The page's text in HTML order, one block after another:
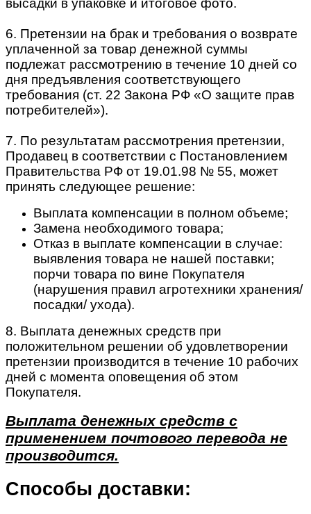
высадки в упаковке и итоговое фото.
6. Претензии на брак и требования о возврате
уплаченной за товар денежной суммы
подлежат рассмотрению в течение 10 дней со
дня предъявления соответствующего
требования (ст. 22 Закона РФ «О защите прав
потребителей»).
7. По результатам рассмотрения претензии,
Продавец в соответствии с Постановлением
Правительства РФ от 19.01.98 № 55, может
принять следующее решение:
Выплата компенсации в полном объеме;
Замена необходимого товара;
Отказ в выплате компенсации в случае:
выявления товара не нашей поставки;
порчи товара по вине Покупателя
(нарушения правил агротехники хранения/
посадки/ ухода).
8. Выплата денежных средств при
положительном решении об удовлетворении
претензии производится в течение 10 рабочих
дней с момента оповещения об этом
Покупателя.
Выплата денежных средств с
применением почтового перевода не
производится.
Способы доставки: